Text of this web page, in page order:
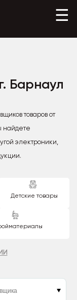
☰
Барнаул
товаров от
найдете
электроники,
Детские товары